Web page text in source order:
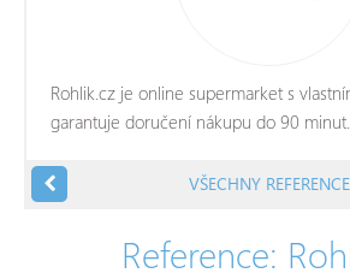
Rohlik.cz je online supermarket s
garantuje doručení nákupu do 90 minut.
VŠECHNY REFERENCE
Reference: